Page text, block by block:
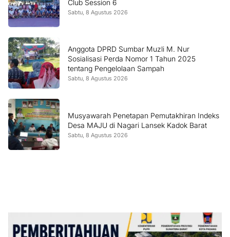
Club Session 6
Sabtu, 8 Agustus 2026
Anggota DPRD Sumbar Muzli M. Nur
Sosialisasi Perda Nomor 1 Tahun 2025
tentang Pengelolaan Sampah
Sabtu, 8 Agustus 2026
Musyawarah Penetapan Pemutakhiran Indeks
Desa MAJU di Nagari Lansek Kadok Barat
Sabtu, 8 Agustus 2026